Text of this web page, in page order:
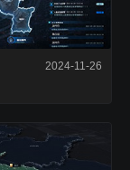
2024-11-26